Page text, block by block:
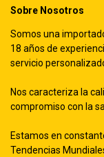
Sobre Nosotros
Somos una
18 años de
servicio
Nos caracteriza la
compromiso con la
Estamos en
Tendencias